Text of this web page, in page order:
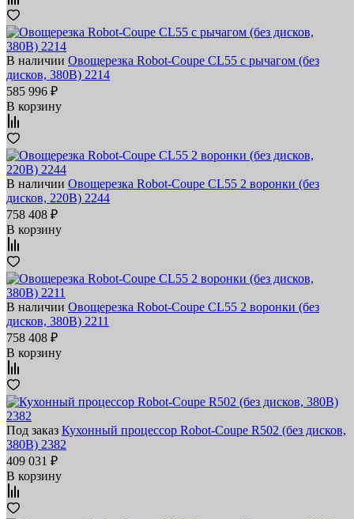
В наличии Овощерезка Robot-Coupe CL55 с рычагом (без
дисков, 380В) 2214
585 996 ₽
В корзину
В наличии Овощерезка Robot-Coupe CL55 2 воронки (без
дисков, 220В) 2244
758 408 ₽
В корзину
В наличии Овощерезка Robot-Coupe CL55 2 воронки (без
дисков, 380В) 2211
758 408 ₽
В корзину
Под заказ Кухонный процессор Robot-Coupe R502 (без дисков,
380В) 2382
409 031 ₽
В корзину